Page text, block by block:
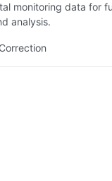
monitoring data for
analysis.